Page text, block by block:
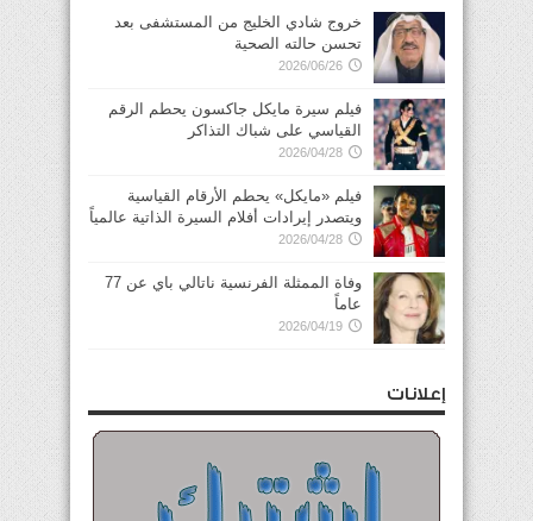
خروج شادي الخليج من المستشفى بعد
تحسن حالته الصحية
2026/06/26
فيلم سيرة مايكل جاكسون يحطم الرقم
القياسي على شباك التذاكر
2026/04/28
فيلم «مايكل» يحطم الأرقام القياسية
ويتصدر إيرادات أفلام السيرة الذاتية عالمياً
2026/04/28
وفاة الممثلة الفرنسية ناتالي باي عن 77
عاماً
2026/04/19
إعلانات